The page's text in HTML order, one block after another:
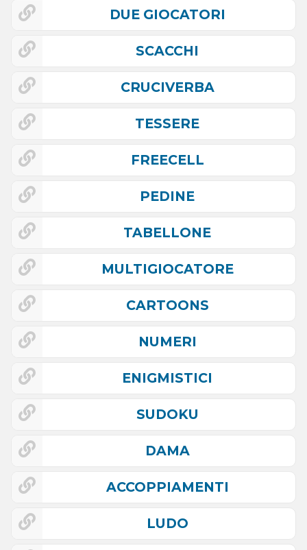
DUE GIOCATORI
SCACCHI
CRUCIVERBA
TESSERE
FREECELL
PEDINE
TABELLONE
MULTIGIOCATORE
CARTOONS
NUMERI
ENIGMISTICI
SUDOKU
DAMA
ACCOPPIAMENTI
LUDO